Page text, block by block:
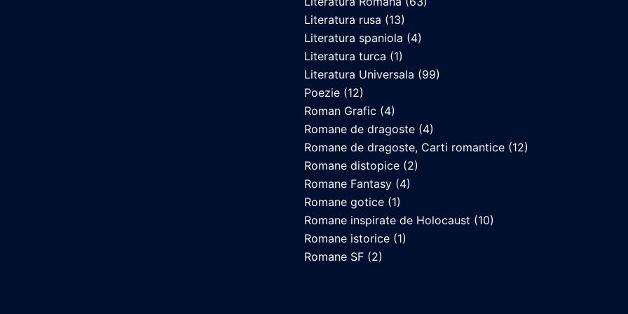
Literatura rusa (13)
Literatura spaniola (4)
Literatura turca (1)
Literatura Universala (99)
Poezie (12)
Roman Grafic (4)
Romane de dragoste (4)
Romane de dragoste, Carti romantice (12)
Romane distopice (2)
Romane Fantasy (4)
Romane gotice (1)
Romane inspirate de Holocaust (10)
Romane istorice (1)
Romane SF (2)